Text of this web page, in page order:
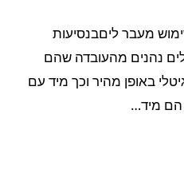
מעבר ליםבנסיעות
נהנים מהעובדה שהם
באופן מהיר וכך מיד עם
הם מיד…